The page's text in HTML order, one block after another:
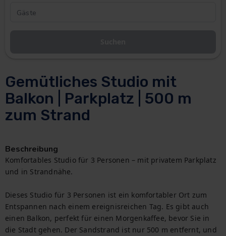
Gemütliches Studio mit
Balkon | Parkplatz | 500 m
zum Strand
Beschreibung
Komfortables Studio für 3 Personen – mit privatem Parkplatz
und in Strandnähe.
Dieses Studio für 3 Personen ist ein komfortabler Ort zum
Entspannen nach einem ereignisreichen Tag. Es gibt auch
einen Balkon, perfekt für einen Morgenkaffee, bevor Sie in
die Stadt gehen. Der Sandstrand ist nur 500 m entfernt, und